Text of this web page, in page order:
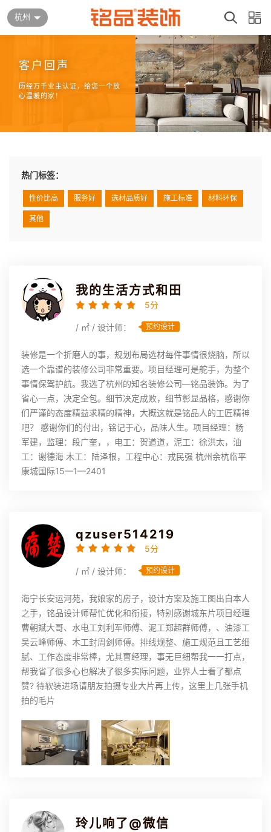
杭州
客户回声
历经万千业主认证，给您一个放
心温暖的家！
热门标签：
性价比高 服务好 选材品质好 施工标准 材料环保
其他
我的生活方式和田
5分
/ ㎡ / 设计师： 预约设计
装修是一个折磨人的事，规划布局选材每件事情很烧脑，所以
选一个靠谱的装修公司非常重要。项目经理可是舵手，为整个
事情保驾护航。我选了杭州的知名装修公司—铭品装饰。为了
省心一点，决定全包。细节决定成败，细节彰显品格，感谢你
们严谨的态度精益求精的精神，大概这就是铭品人的工匠精神
吧？ 感谢你们的付出，铭记于心，品味人生。项目经理：杨
军建，监理：段广奎，，电工：贺道道，泥工：徐洪太，油
工：谢德海 木工：陆泽根，工程中心：戎民强 杭州余杭临平
康城国际15—1—2401
qzuser514219
5分
/ ㎡ / 设计师： 预约设计
海宁长安运河苑，我娘家的房子，设计方案及施工图出自本人
之手，铭品设计师帮忙优化和衔接，特别感谢城东片项目经理
曹朝斌大哥、水电工刘利军师傅、泥工郑超群师傅，、油漆工
吴云峰师傅、木工封周剑师傅。排线规整、施工规范且工艺细
腻、工作态度非常棒，尤其曹经理，事无巨细帮我一一打点，
帮我省了很多心也解决了很多实际问题，业界人士看了都点
赞? 待软装进场请朋友拍摄专业大片再上传，这里上几张手机
拍的毛片
玲儿响了@微信